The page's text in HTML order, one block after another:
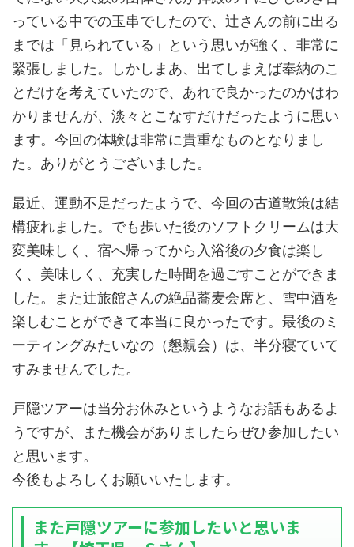
っている中での玉串でしたので、辻さんの前に出る
までは「見られている」という思いが強く、非常に
緊張しました。しかしまあ、出てしまえば奉納のこ
とだけを考えていたので、あれで良かったのかはわ
かりませんが、淡々とこなすだけだったように思い
ます。今回の体験は非常に貴重なものとなりまし
た。ありがとうございました。
最近、運動不足だったようで、今回の古道散策は結
構疲れました。でも歩いた後のソフトクリームは大
変美味しく、宿へ帰ってから入浴後の夕食は楽し
く、美味しく、充実した時間を過ごすことができま
した。また辻旅館さんの絶品蕎麦会席と、雪中酒を
楽しむことができて本当に良かったです。最後のミ
ーティングみたいなの（懇親会）は、半分寝ていて
すみませんでした。
戸隠ツアーは当分お休みというようなお話もあるよ
うですが、また機会がありましたらぜひ参加したい
と思います。
今後もよろしくお願いいたします。
また戸隠ツアーに参加したいと思いま